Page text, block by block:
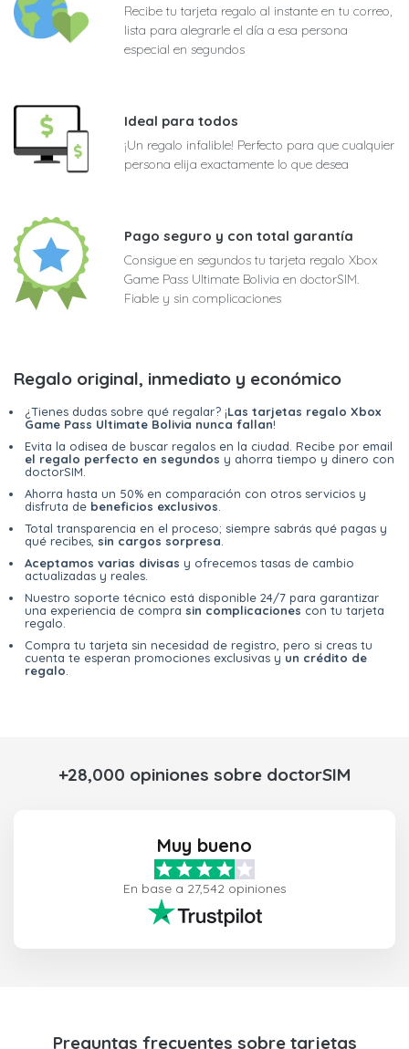
Recibe tu tarjeta regalo al instante en tu correo,
lista para alegrarle el día a esa persona
especial en segundos
Ideal para todos
¡Un regalo infalible! Perfecto para que cualquier
persona elija exactamente lo que desea
Pago seguro y con total garantía
Consigue en segundos tu tarjeta regalo Xbox
Game Pass Ultimate Bolivia en doctorSIM.
Fiable y sin complicaciones
Regalo original, inmediato y económico
¿Tienes dudas sobre qué regalar? ¡Las tarjetas regalo Xbox
Game Pass Ultimate Bolivia nunca fallan!
Evita la odisea de buscar regalos en la ciudad. Recibe por email
el regalo perfecto en segundos y ahorra tiempo y dinero con
doctorSIM.
Ahorra hasta un 50% en comparación con otros servicios y
disfruta de beneficios exclusivos
Total transparencia en el proceso; siempre sabrás qué pagas y
qué recibes, sin cargos sorpresa
Aceptamos varias divisas y ofrecemos tasas de cambio
actualizadas y reales.
Nuestro soporte técnico está disponible 24/7 para garantizar
una experiencia de compra sin complicaciones con tu tarjeta
regalo.
Compra tu tarjeta sin necesidad de registro, pero si creas tu
cuenta te esperan promociones exclusivas y un crédito de
regalo
+28,000 opiniones sobre doctorSIM
Muy bueno
En base a 27,542 opiniones
Preguntas frecuentes sobre tarjetas